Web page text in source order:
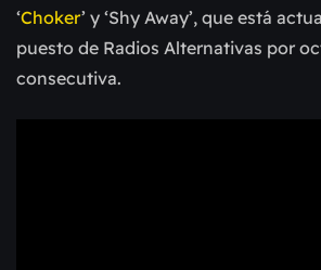
‘Choker’ y ‘Shy Away’, que está
puesto de Radios Alternativas por
consecutiva.